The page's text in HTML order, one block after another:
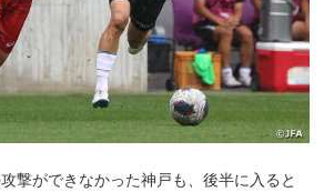
撃ができなかった神戸も、後半に入ると